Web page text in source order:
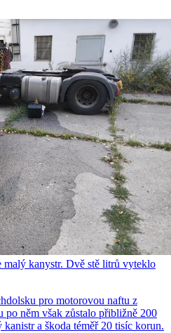
malý kanystr. Dvě stě litrů vyteklo
pro motorovou naftu z
něm však zůstalo přibližně 200
a škoda téměř 20 tisíc korun.